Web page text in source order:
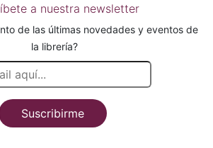
a nuestra newsletter
de las últimas novedades y eventos de
la librería?
Suscribirme